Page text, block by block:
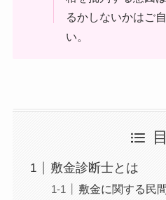
るかしないかはご
い。
敷金診断士とは
敷金に関する民